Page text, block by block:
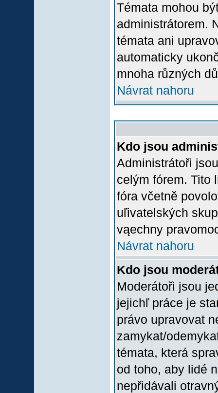
Témata mohou
administrátorem.
témata ani
automaticky
mnoha různých
Návrat nahoru
Kdo jsou
Administrátoři
celým fórem. Tito
fóra včetně
uľivatelských
vąechny
Návrat nahoru
Kdo jsou
Moderátoři jsou
jejichľ práce je
právo upravovat
zamykat/
témata, která
od toho, aby lidé
nepřidávali